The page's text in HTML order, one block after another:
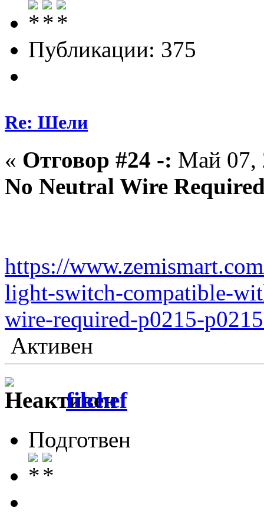
Публикации: 375
Re: Шели
« Отговор #24 -: Май 07,
No Neutral Wire
https://
light-switch-compatible-
wire-required-p0215-
Активен
filchef
Подготвен